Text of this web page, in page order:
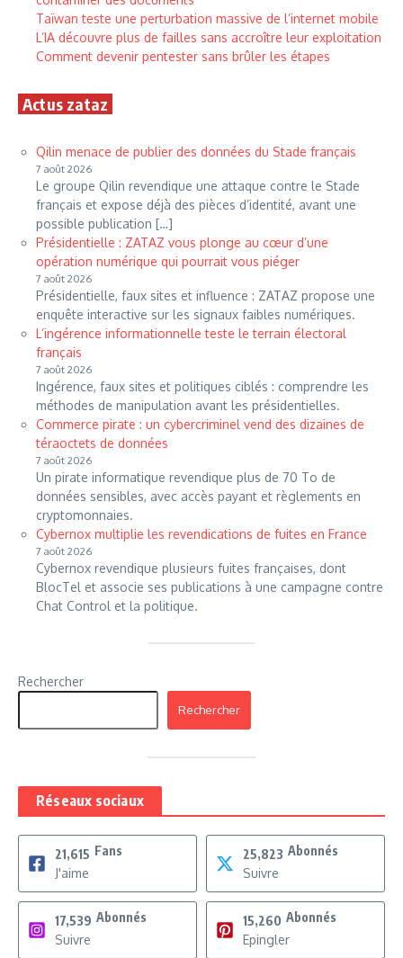
Taïwan teste une perturbation massive de l’internet mobile
L’IA découvre plus de failles sans accroître leur exploitation
Comment devenir pentester sans brûler les étapes
Actus zataz
Qilin menace de publier des données du Stade français
7 août 2026
Le groupe Qilin revendique une attaque contre le Stade
français et expose déjà des pièces d’identité, avant une
possible publication […]
Présidentielle : ZATAZ vous plonge au cœur d’une
opération numérique qui pourrait vous piéger
7 août 2026
Présidentielle, faux sites et influence : ZATAZ propose une
enquête interactive sur les signaux faibles numériques.
L’ingérence informationnelle teste le terrain électoral
français
7 août 2026
Ingérence, faux sites et politiques ciblés : comprendre les
méthodes de manipulation avant les présidentielles.
Commerce pirate : un cybercriminel vend des dizaines de
téraoctets de données
7 août 2026
Un pirate informatique revendique plus de 70 To de
données sensibles, avec accès payant et règlements en
cryptomonnaies.
Cybernox multiplie les revendications de fuites en France
7 août 2026
Cybernox revendique plusieurs fuites françaises, dont
BlocTel et associe ses publications à une campagne contre
Chat Control et la politique.
Rechercher
Rechercher
Réseaux sociaux
21,615 Fans
J'aime
25,823 Abonnés
Suivre
17,539 Abonnés
Suivre
15,260 Abonnés
Epingler